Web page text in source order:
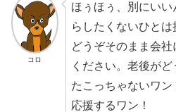
コロ
ほぅほぅ、別にい
らしたくないひとは
どうぞそのまま会
ください。老後が
たこっちゃないワ
応援するワン！